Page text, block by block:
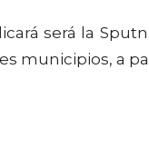
será la
municipios, a